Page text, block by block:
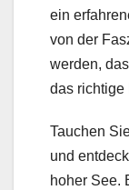
ein
von der
werden,
das richtige
Tauchen
und
hoher See.